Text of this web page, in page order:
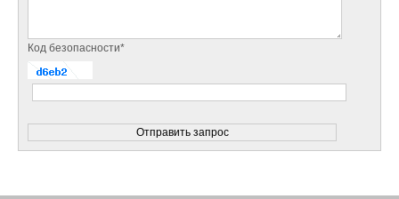
Код безопасности*